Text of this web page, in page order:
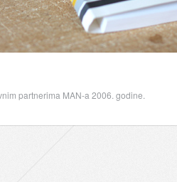
partnerima MAN-a 2006. godine.